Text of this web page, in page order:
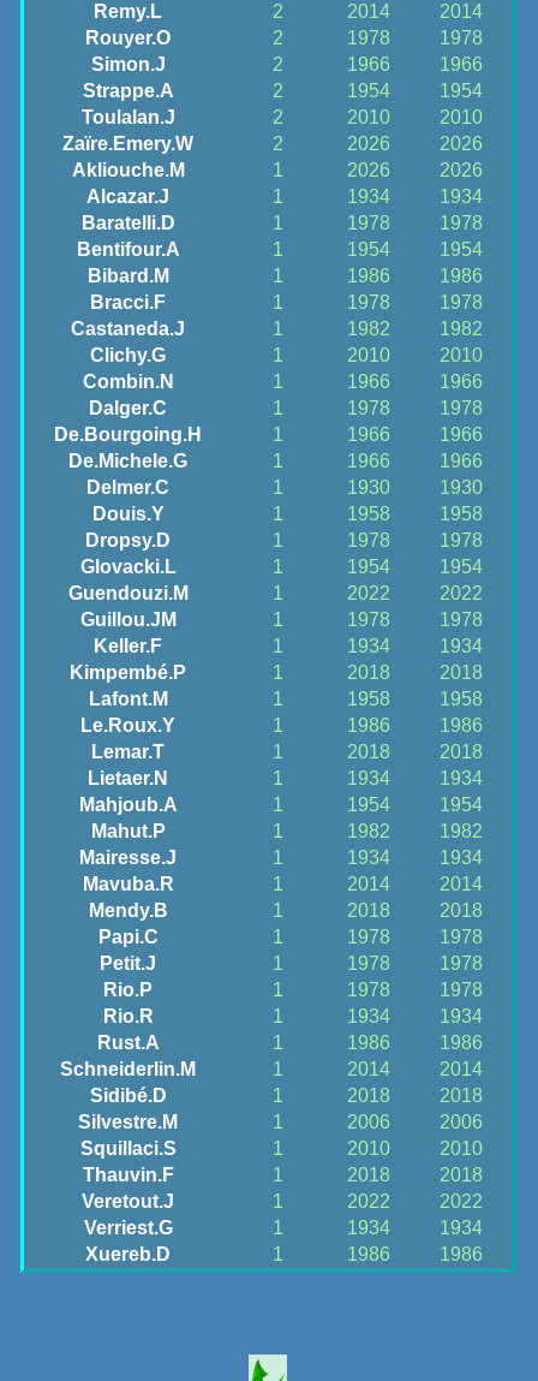
Remy.L
2 2014
2014
Rouyer.O
2 1978
1978
Simon.J
2 1966
1966
Strappe.A
2 1954
1954
Toulalan.J
2 2010
2010
Zaïre.Emery.W
2 2026
2026
Akliouche.M
1 2026
2026
Alcazar.J
1 1934
1934
Baratelli.D
1 1978
1978
Bentifour.A
1 1954
1954
Bibard.M
1 1986
1986
Bracci.F
1 1978
1978
Castaneda.J
1 1982
1982
Clichy.G
1 2010
2010
Combin.N
1 1966
1966
Dalger.C
1 1978
1978
De.Bourgoing.H
1 1966
1966
De.Michele.G
1 1966
1966
Delmer.C
1 1930
1930
Douis.Y
1 1958
1958
Dropsy.D
1 1978
1978
Glovacki.L
1 1954
1954
Guendouzi.M
1 2022
2022
Guillou.JM
1 1978
1978
Keller.F
1 1934
1934
Kimpembé.P
1 2018
2018
Lafont.M
1 1958
1958
Le.Roux.Y
1 1986
1986
Lemar.T
1 2018
2018
Lietaer.N
1 1934
1934
Mahjoub.A
1 1954
1954
Mahut.P
1 1982
1982
Mairesse.J
1 1934
1934
Mavuba.R
1 2014
2014
Mendy.B
1 2018
2018
Papi.C
1 1978
1978
Petit.J
1 1978
1978
Rio.P
1 1978
1978
Rio.R
1 1934
1934
Rust.A
1 1986
1986
Schneiderlin.M
1 2014
2014
Sidibé.D
1 2018
2018
Silvestre.M
1 2006
2006
Squillaci.S
1 2010
2010
Thauvin.F
1 2018
2018
Veretout.J
1 2022
2022
Verriest.G
1 1934
1934
Xuereb.D
1 1986 1986